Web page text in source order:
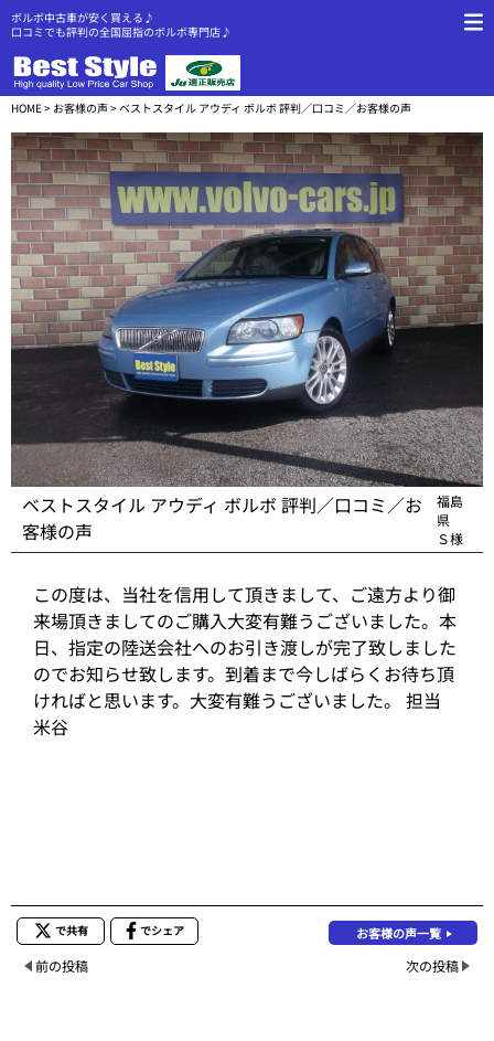
ボルボ中古車が安く買える♪
口コミでも評判の全国屈指のボルボ専門店♪
HOME> お客様の声> ベストスタイル アウディ ボルボ 評判／口コミ／お客様の声
ベストスタイル アウディ ボルボ 評判／口コミ／お
客様の声
福島
県
Ｓ様
この度は、当社を信用して頂きまして、ご遠方より御
来場頂きましてのご購入大変有難うございました。本
日、指定の陸送会社へのお引き渡しが完了致しました
のでお知らせ致します。到着まで今しばらくお待ち頂
ければと思います。大変有難うございました。 担当
米谷
で共有 でシェア お客様の声一覧
前の投稿 次の投稿